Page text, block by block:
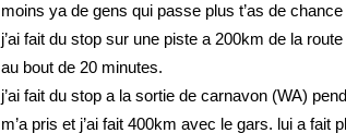
moins ya de gens qui passe plus t’as de
j’ai fait du stop sur une piste a 200km de la
au bout de 20 minutes.
j’ai fait du stop a la sortie de carnavon (WA)
m’a pris et j’ai fait 400km avec le gars. lui a fait